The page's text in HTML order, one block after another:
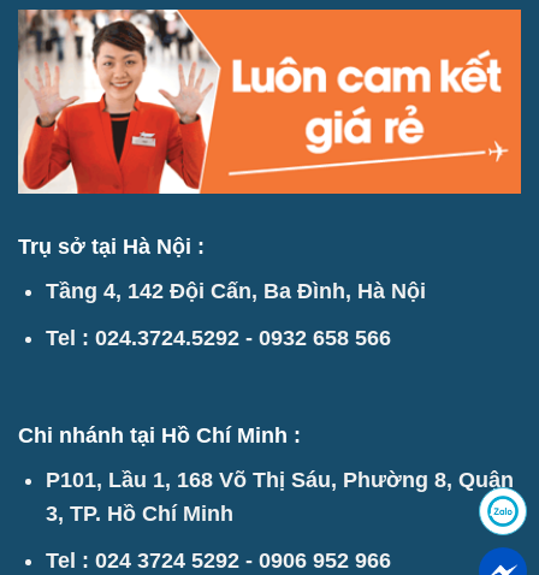
Trụ sở tại Hà Nội :
Tầng 4, 142 Đội Cấn, Ba Đình, Hà Nội
Tel : 024.3724.5292 - 0932 658 566
Chi nhánh tại Hồ Chí Minh :
P101, Lầu 1, 168 Võ Thị Sáu, Phường 8, Quận
3, TP. Hồ Chí Minh
Tel : 024 3724 5292 - 0906 952 966